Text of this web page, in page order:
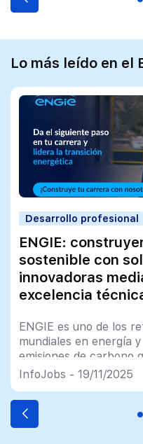
Lo más leído en el
Desarrollo profesional
ENGIE:
sostenible con
innovadoras
excelencia
ENGIE es uno de los
mundiales en energía
emisiones de carbono
propósito acelerar la
carbono a través del
energías renovables y
industriales para la
InfoJobs - 19/11/2025